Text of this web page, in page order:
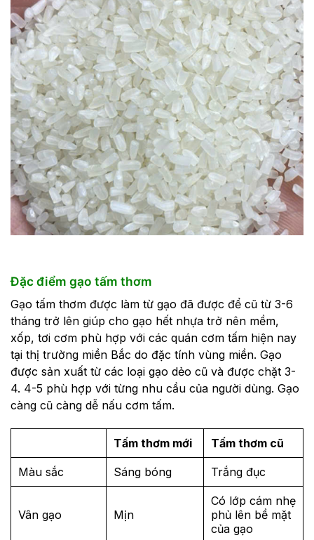
Đặc điểm gạo tấm thơm
Gạo tấm thơm được làm từ gạo đã được để cũ từ 3-6
tháng trở lên giúp cho gạo hết nhựa trở nên mềm,
xốp, tơi cơm phù hợp với các quán cơm tấm hiện nay
tại thị trường miền Bắc do đặc tính vùng miền. Gạo
được sản xuất từ các loại gạo dẻo cũ và được chặt 3-
4. 4-5 phù hợp với từng nhu cầu của người dùng. Gạo
càng cũ càng dễ nấu cơm tấm.
Tấm thơm mới Tấm thơm cũ
Màu sắc Sáng bóng Trắng đục
Vân gạo Mịn
Có lớp cám nhẹ
phủ lên bề mặt
của gạo